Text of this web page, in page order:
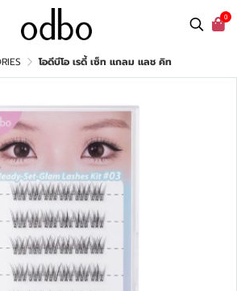
0
โอดีบีโอ เรดี้ เซ็ท แกลม แลช คิท